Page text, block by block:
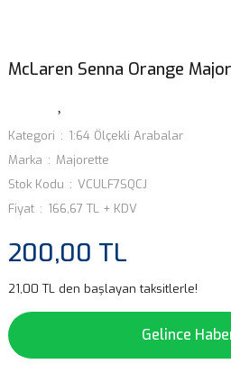
McLaren Senna Orange
Kategori
1:64 Ölçekli Arabalar
Marka
Majorette
Stok Kodu
VCULF7SQCJ
Fiyat
166,67 TL + KDV
200,00 TL
21,00 TL den başlayan taksitlerle!
Gelince